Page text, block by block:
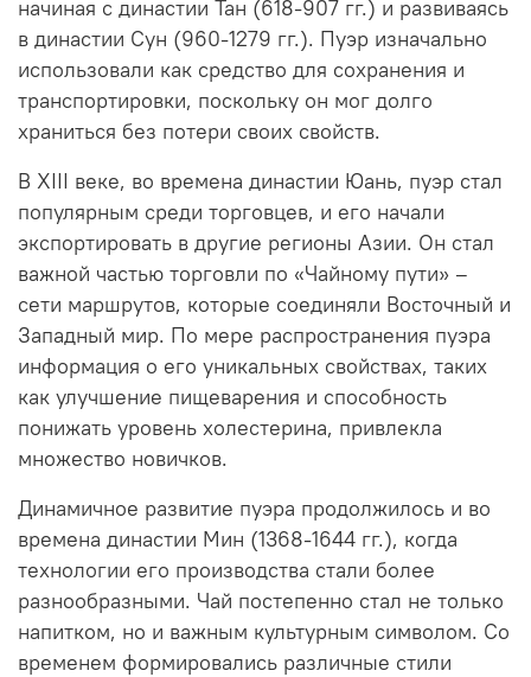
начиная с династии Тан (618-907 гг.) и развиваясь
в династии Сун (960-1279 гг.). Пуэр изначально
использовали как средство для сохранения и
транспортировки, поскольку он мог долго
храниться без потери своих свойств.
В XIII веке, во времена династии Юань, пуэр стал
популярным среди торговцев, и его начали
экспортировать в другие регионы Азии. Он стал
важной частью торговли по «Чайному пути» –
сети маршрутов, которые соединяли Восточный и
Западный мир. По мере распространения пуэра
информация о его уникальных свойствах, таких
как улучшение пищеварения и способность
понижать уровень холестерина, привлекла
множество новичков.
Динамичное развитие пуэра продолжилось и во
времена династии Мин (1368-1644 гг.), когда
технологии его производства стали более
разнообразными. Чай постепенно стал не только
напитком, но и важным культурным символом. Со
временем формировались различные стили